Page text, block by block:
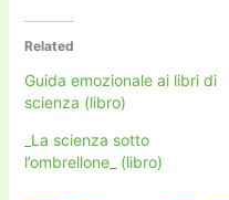
Related
Guida emozionale ai libri di
scienza (libro)
_La scienza sotto
l’ombrellone_ (libro)